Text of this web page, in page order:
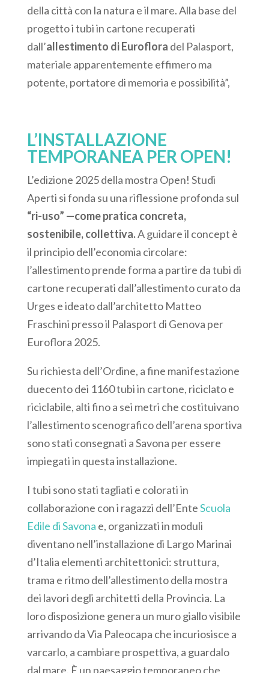
della città con la natura e il mare. Alla base del
progetto i tubi in cartone recuperati
dall’allestimento di Euroflora del Palasport,
materiale apparentemente effimero ma
potente, portatore di memoria e possibilità”,
L’INSTALLAZIONE
TEMPORANEA PER OPEN!
L’edizione 2025 della mostra Open! Studi
Aperti si fonda su una riflessione profonda sul
“ri-uso” —come pratica concreta,
sostenibile, collettiva.A guidare il concept è
il principio dell’economia circolare:
l’allestimento prende forma a partire da tubi di
cartone recuperati dall’allestimento curato da
Urges e ideato dall’architetto Matteo
Fraschini presso il Palasport di Genova per
Euroflora 2025.
Su richiesta dell’Ordine, a fine manifestazione
duecento dei 1160 tubi in cartone, riciclato e
riciclabile, alti fino a sei metri che costituivano
l’allestimento scenografico dell’arena sportiva
sono stati consegnati a Savona per essere
impiegati in questa installazione.
I tubi sono stati tagliati e colorati in
collaborazione con i ragazzi dell’EnteScuola
Edile di Savona e, organizzati in moduli
diventano nell’installazione di Largo Marinai
d’Italia elementi architettonici: struttura,
trama e ritmo dell’allestimento della mostra
dei lavori degli architetti della Provincia. La
loro disposizione genera un muro giallo visibile
arrivando da Via Paleocapa che incuriosisce a
varcarlo, a cambiare prospettiva, a guardalo
dal mare. È un paesaggio temporaneo che